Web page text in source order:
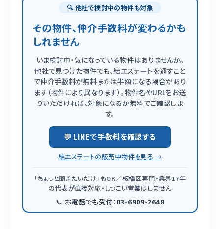
🔍 他社で検討中の物件も対象
その物件、仲介手数料が変わるかも
しれません
いま検討中・気になっている物件はありませんか。
他社で見つけた物件でも、結エステートを通すこと
で仲介手数料が無料または半額になる場合があり
ます（物件により異なります）。物件名やURLをお送
りいただければ、対象になるか無料でご確認しま
す。
💬 LINEで手数料を確認する
結エステートの販売中物件を見る →
「ちょっと聞きたいだけ」もOK／板橋区専門・業界17年
の代表が直接対応・しつこい営業はしません
📞 お電話でも受付： 03-6909-2648